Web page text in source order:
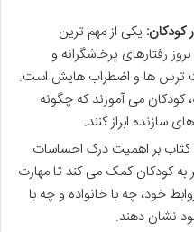
کودکان: یکی از مهم ترین
رفتارهای پرخاشگرانه و
ترس ها و اضطراب هایش است.
می آموزند که چگونه
سازنده ابراز کنند.
کتاب بر اهمیت درک احساسات
به کودکان کمک می کند تا مهارت
خود، چه با خانواده و چه با
نشان دهند.